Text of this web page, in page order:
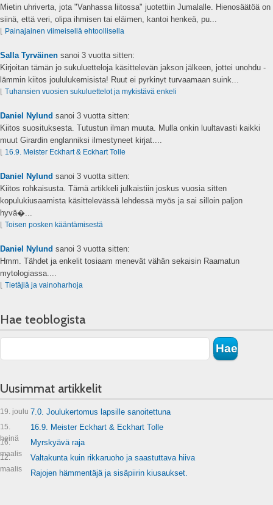
Mietin uhriverta, jota "Vanhassa liitossa" juotettiin Jumalalle. Hienosäätöä on
siinä, että veri, olipa ihmisen tai eläimen, kantoi henkeä, pu...
⌊ Painajainen viimeisellä ehtoollisella
Salla Tyrväinen sanoi 3 vuotta sitten:
Kirjoitan tämän jo sukuluetteloja käsittelevän jakson jälkeen, jottei unohdu -
lämmin kiitos joululukemisista! Ruut ei pyrkinyt turvaamaan suink...
⌊ Tuhansien vuosien sukuluettelot ja mykistävä enkeli
Daniel Nylund sanoi 3 vuotta sitten:
Kiitos suosituksesta. Tutustun ilman muuta. Mulla onkin luultavasti kaikki
muut Girardin englanniksi ilmestyneet kirjat....
⌊ 16.9. Meister Eckhart & Eckhart Tolle
Daniel Nylund sanoi 3 vuotta sitten:
Kiitos rohkaisusta. Tämä artikkeli julkaistiin joskus vuosia sitten
kopulukiusaamista käsittelevässä lehdessä myös ja sai silloin paljon
hyvä�...
⌊ Toisen posken kääntämisestä
Daniel Nylund sanoi 3 vuotta sitten:
Hmm. Tähdet ja enkelit tosiaam menevät vähän sekaisin Raamatun
mytologiassa....
⌊ Tietäjiä ja vainoharhoja
Hae teoblogista
Uusimmat artikkelit
19. joulu 7.0. Joulukertomus lapsille sanoitettuna
15.
heinä
16.9. Meister Eckhart & Eckhart Tolle
16.
maalis
Myrskyävä raja
12.
maalis
Valtakunta kuin rikkaruoho ja saastuttava hiiva
Rajojen hämmentäjä ja sisäpiirin kiusaukset.